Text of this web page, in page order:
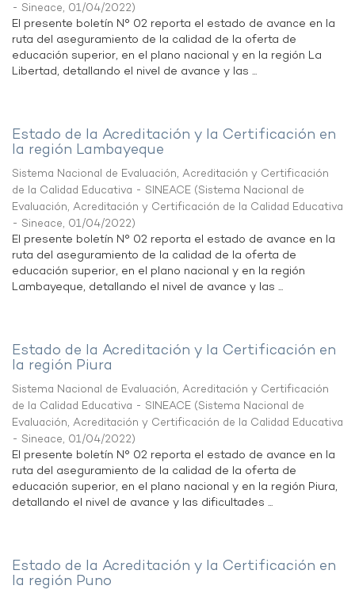
- Sineace, 01/04/2022)
El presente boletín N° 02 reporta el estado de avance en la
ruta del aseguramiento de la calidad de la oferta de
educación superior, en el plano nacional y en la región La
Libertad, detallando el nivel de avance y las ...
Estado de la Acreditación y la Certificación en
la región Lambayeque
Sistema Nacional de Evaluación, Acreditación y Certificación
de la Calidad Educativa - SINEACE (Sistema Nacional de
Evaluación, Acreditación y Certificación de la Calidad Educativa
- Sineace, 01/04/2022)
El presente boletín N° 02 reporta el estado de avance en la
ruta del aseguramiento de la calidad de la oferta de
educación superior, en el plano nacional y en la región
Lambayeque, detallando el nivel de avance y las ...
Estado de la Acreditación y la Certificación en
la región Piura
Sistema Nacional de Evaluación, Acreditación y Certificación
de la Calidad Educativa - SINEACE (Sistema Nacional de
Evaluación, Acreditación y Certificación de la Calidad Educativa
- Sineace, 01/04/2022)
El presente boletín N° 02 reporta el estado de avance en la
ruta del aseguramiento de la calidad de la oferta de
educación superior, en el plano nacional y en la región Piura,
detallando el nivel de avance y las dificultades ...
Estado de la Acreditación y la Certificación en
la región Puno